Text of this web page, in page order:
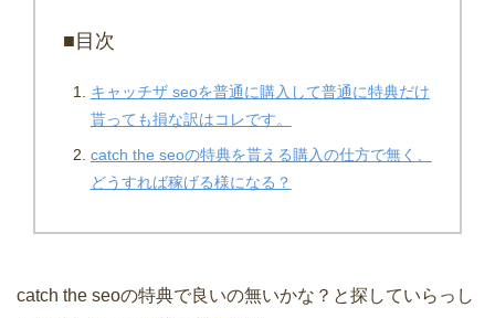
■目次
キャッチザ seoを普通に購入して普通に特典だけ
貰っても損な訳はコレです。
catch the seoの特典を貰える購入の仕方で無く、
どうすれば稼げる様になる？
catch the seoの特典で良いの無いかな？と探していらっし